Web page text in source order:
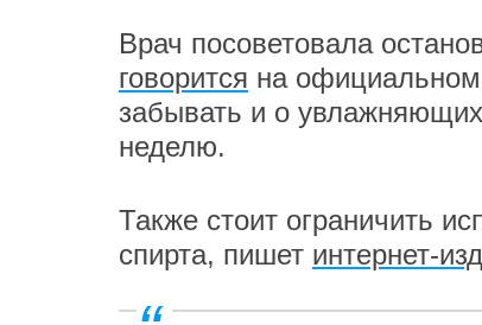
Врач посоветовала
говорится на официальном
забывать и о
неделю.
Также стоит ограничить
спирта, пишет интернет-